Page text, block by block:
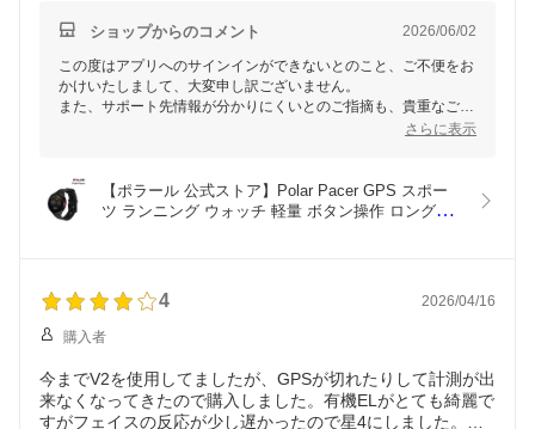
ショップからのコメント 2026/06/02
この度はアプリへのサインインができないとのこと、ご不便をお
かけいたしまして、大変申し訳ございません。
また、サポート先情報が分かりにくいとのご指摘も、貴重なご意
見をありがとうございます。深く受け止め、改善に努めさせてい
大変恐れ入りますが、サポートにつきましては公式ウェブサイト
にサポートページを設けておりますので、そちらよりご確認、ま
たはお問合せいただけますと幸いです。その際には、具体的な状
げます。
さらに表示
【ポラール 公式ストア】Polar Pacer GPS スポー
ツ ランニング ウォッチ 軽量 ボタン操作 ロングバ
4 2026/04/16
購入者
今までV2を使用してましたが、GPSが切れたりして計測が出
来なくなってきたので購入しました。有機ELがとても綺麗で
すがフェイスの反応が少し遅かったので星4にしました。改